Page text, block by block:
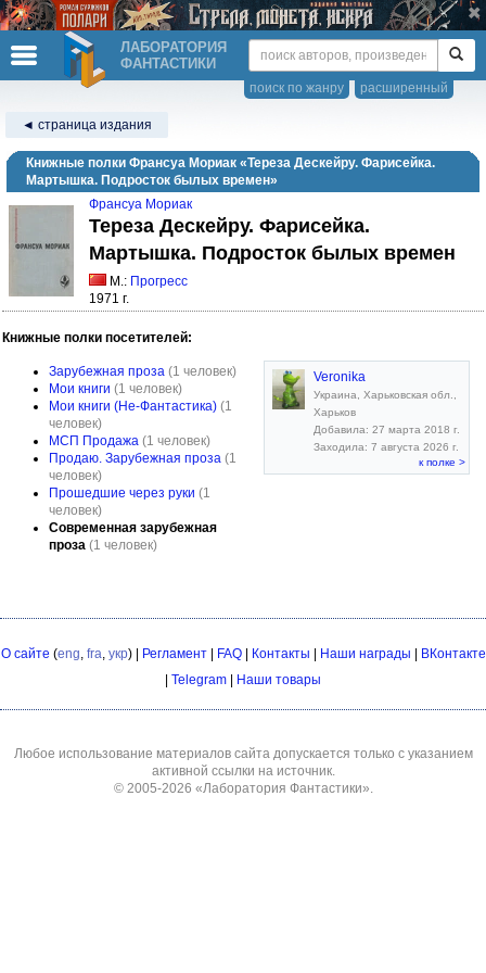
ЛАБОРАТОРИЯ
ФАНТАСТИКИ
расширенный
поиск по жанру
◄ страница издания
Книжные полки Франсуа Мориак «Тереза Дескейру. Фарисейка.
Мартышка. Подросток былых времен»
Франсуа Мориак
Тереза Дескейру. Фарисейка.
Мартышка. Подросток былых времен
М.: Прогресс
1971 г.
Книжные полки посетителей:
Зарубежная проза (1 человек)
Мои книги (1 человек)
Мои книги (Не-Фантастика) (1
человек)
МСП Продажа (1 человек)
Продаю. Зарубежная проза (1
человек)
Прошедшие через руки (1
человек)
Современная зарубежная
проза (1 человек)
Veronika
Украина, Харьковская обл.,
Харьков
Добавила: 27 марта 2018 г.
Заходила: 7 августа 2026 г.
к полке >
О сайте (eng, fra, укр) | Регламент| FAQ| Контакты Наши награды
ВКонтакте
Telegram Наши товары
Любое использование материалов сайта допускается только с указанием
активной ссылки на источник.
© 2005-2026 «Лаборатория Фантастики».